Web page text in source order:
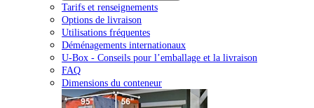
Tarifs et renseignements
Options de livraison
Utilisations fréquentes
Déménagements internationaux
U-Box - Conseils pour l’emballage et la livraison
FAQ
Dimensions du conteneur